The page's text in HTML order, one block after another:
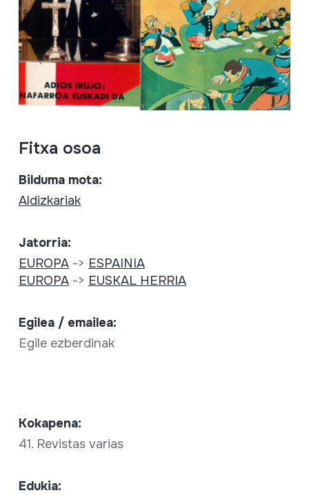
Fitxa osoa
Bilduma mota:
Aldizkariak
Jatorria:
EUROPA-> ESPAINIA
EUROPA-> EUSKAL HERRIA
Egilea / emailea:
Egile ezberdinak
Kokapena:
41. Revistas varias
Edukia: